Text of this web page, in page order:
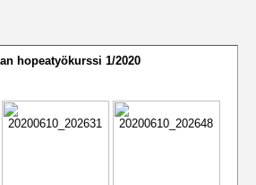
hopeatyökurssi 1/2020